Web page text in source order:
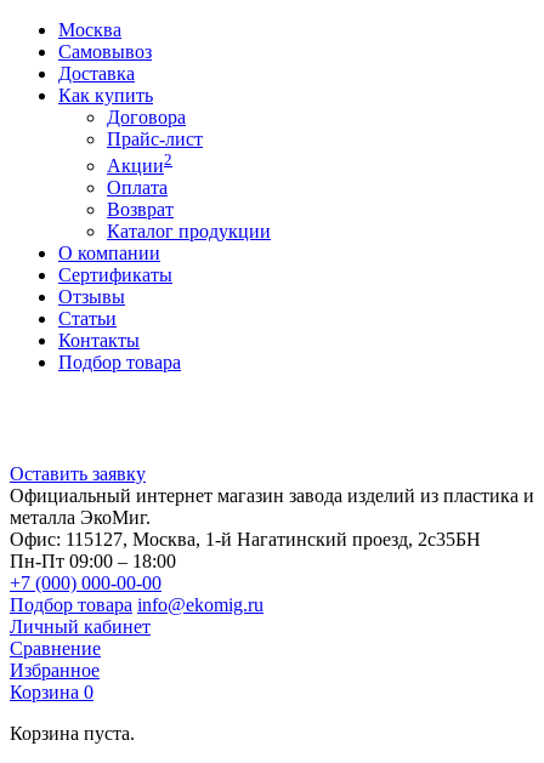
Москва
Самовывоз
Доставка
Как купить
Договора
Прайс-лист
Акции2
Оплата
Возврат
Каталог продукции
О компании
Сертификаты
Отзывы
Статьи
Контакты
Подбор товара
Оставить заявку
Официальный интернет магазин завода изделий из пластика и
металла ЭкоМиг.
Офис: 115127, Москва, 1-й Нагатинский проезд, 2с35БН
Пн-Пт 09:00 – 18:00
+7 (000) 000-00-00
Подбор товара info@ekomig.ru
Личный кабинет
Сравнение
Избранное
Корзина 0
Корзина пуста.